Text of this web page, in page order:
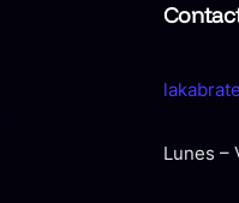
Lunes –